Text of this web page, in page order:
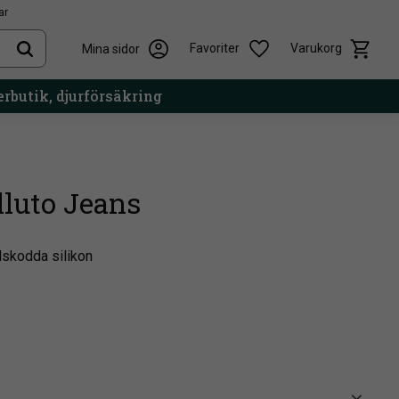
Mina sidor Favoriter Varukorg
Önskelista
djurförsäkring
Jeans
silikon